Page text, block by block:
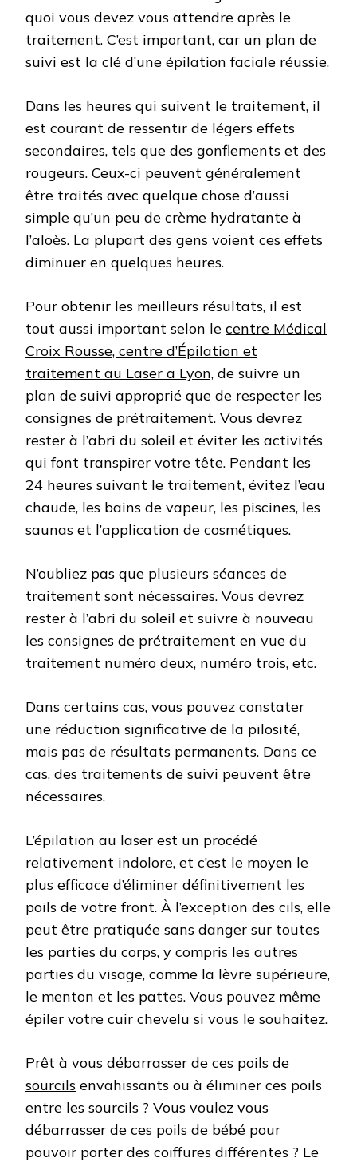
quoi vous devez vous attendre après le
traitement. C’est important, car un plan de
suivi est la clé d’une épilation faciale réussie.
Dans les heures qui suivent le traitement, il
est courant de ressentir de légers effets
secondaires, tels que des gonflements et des
rougeurs. Ceux-ci peuvent généralement
être traités avec quelque chose d’aussi
simple qu’un peu de crème hydratante à
l’aloès. La plupart des gens voient ces effets
diminuer en quelques heures.
Pour obtenir les meilleurs résultats, il est
tout aussi important selon le centre Médical
Croix Rousse, centre d’Épilation et
traitement au Laser a Lyon, de suivre un
plan de suivi approprié que de respecter les
consignes de prétraitement. Vous devrez
rester à l’abri du soleil et éviter les activités
qui font transpirer votre tête. Pendant les
24 heures suivant le traitement, évitez l’eau
chaude, les bains de vapeur, les piscines, les
saunas et l’application de cosmétiques.
N’oubliez pas que plusieurs séances de
traitement sont nécessaires. Vous devrez
rester à l’abri du soleil et suivre à nouveau
les consignes de prétraitement en vue du
traitement numéro deux, numéro trois, etc.
Dans certains cas, vous pouvez constater
une réduction significative de la pilosité,
mais pas de résultats permanents. Dans ce
cas, des traitements de suivi peuvent être
nécessaires.
L’épilation au laser est un procédé
relativement indolore, et c’est le moyen le
plus efficace d’éliminer définitivement les
poils de votre front. À l’exception des cils, elle
peut être pratiquée sans danger sur toutes
les parties du corps, y compris les autres
parties du visage, comme la lèvre supérieure,
le menton et les pattes. Vous pouvez même
épiler votre cuir chevelu si vous le souhaitez.
Prêt à vous débarrasser de ces poils de
sourcils envahissants ou à éliminer ces poils
entre les sourcils ? Vous voulez vous
débarrasser de ces poils de bébé pour
pouvoir porter des coiffures différentes ? Le